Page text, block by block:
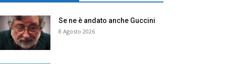
Se ne è andato anche Guccini
8 Agosto 2026